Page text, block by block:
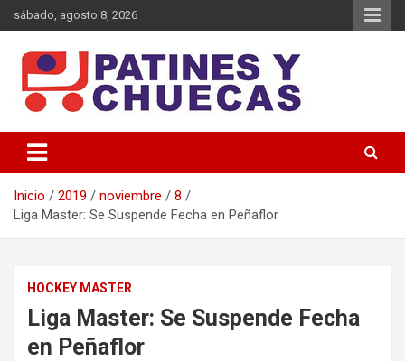
Saltar
al
sábado, agosto 8, 2026
Patines y Chuecas
Inicio 2019 noviembre
8
Liga Master: Se Suspende Fecha en Peñaflor
HOCKEY MASTER
Liga Master: Se Suspende Fecha
en Peñaflor